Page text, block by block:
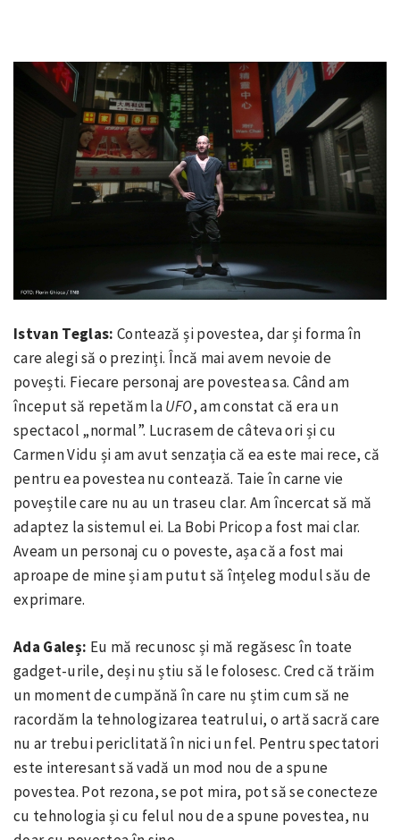
Istvan Teglas: Contează și povestea, dar și forma în
care alegi să o prezinți. Încă mai avem nevoie de
povești. Fiecare personaj are povestea sa. Când am
început să repetăm laUFO, am constat că era un
spectacol „normal”. Lucrasem de câteva ori și cu
Carmen Vidu și am avut senzația că ea este mai rece, că
pentru ea povestea nu contează. Taie în carne vie
poveștile care nu au un traseu clar. Am încercat să mă
adaptez la sistemul ei. La Bobi Pricop a fost mai clar.
Aveam un personaj cu o poveste, așa că a fost mai
aproape de mine și am putut să înțeleg modul său de
exprimare.
Ada Galeș: Eu mă recunosc și mă regăsesc în toate
gadget-urile, deși nu știu să le folosesc. Cred că trăim
un moment de cumpănă în care nu știm cum să ne
racordăm la tehnologizarea teatrului, o artă sacră care
nu ar trebui periclitată în nici un fel. Pentru spectatori
este interesant să vadă un mod nou de a spune
povestea. Pot rezona, se pot mira, pot să se conecteze
cu tehnologia și cu felul nou de a spune povestea, nu